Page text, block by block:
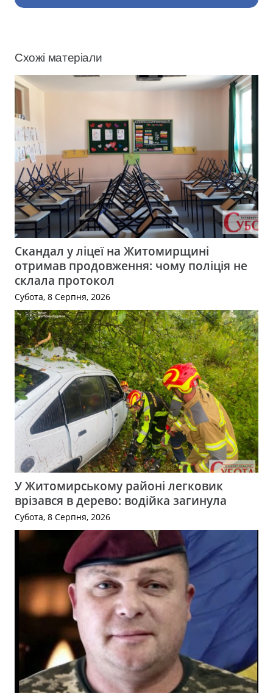
Схожі матеріали
Скандал у ліцеї на Житомирщині
отримав продовження: чому поліція не
склала протокол
Субота, 8 Серпня, 2026
У Житомирському районі легковик
врізався в дерево: водійка загинула
Субота, 8 Серпня, 2026